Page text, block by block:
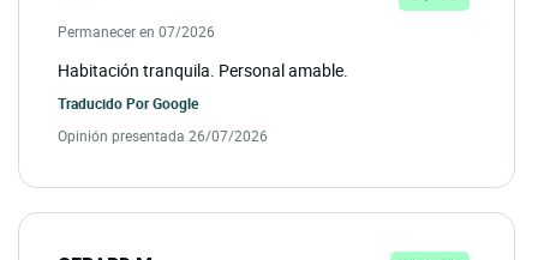
Permanecer en 07/2026
Habitación tranquila. Personal amable.
Traducido PorGoogle
Opinión presentada 26/07/2026